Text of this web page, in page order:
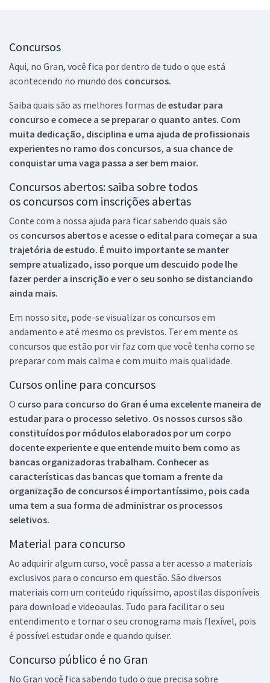
Concursos
Aqui, no Gran, você fica por dentro de tudo o que está
acontecendo no mundo dos concursos.
Saiba quais são as melhores formas de estudar para
concurso e comece a se preparar o quanto antes. Com
muita dedicação, disciplina e uma ajuda de profissionais
experientes no ramo dos concursos, a sua chance de
conquistar uma vaga passa a ser bem maior.
Concursos abertos: saiba sobre todos
os concursos com inscrições abertas
Conte com a nossa ajuda para ficar sabendo quais são
os concursos abertos e acesse o edital para começar a sua
trajetória de estudo. É muito importante se manter
sempre atualizado, isso porque um descuido pode lhe
fazer perder a inscrição e ver o seu sonho se distanciando
ainda mais.
Em nosso site, pode-se visualizar os concursos em
andamento e até mesmo os previstos. Ter em mente os
concursos que estão por vir faz com que você tenha como se
preparar com mais calma e com muito mais qualidade.
Cursos online para concursos
O curso para concurso do Gran é uma excelente maneira de
estudar para o processo seletivo. Os nossos cursos são
constituídos por módulos elaborados por um corpo
docente experiente e que entende muito bem como as
bancas organizadoras trabalham. Conhecer as
características das bancas que tomam a frente da
organização de concursos é importantíssimo, pois cada
uma tem a sua forma de administrar os processos
seletivos.
Material para concurso
Ao adquirir algum curso, você passa a ter acesso a materiais
exclusivos para o concurso em questão. São diversos
materiais com um conteúdo riquíssimo, apostilas disponíveis
para download e videoaulas. Tudo para facilitar o seu
entendimento e tornar o seu cronograma mais flexível, pois
é possível estudar onde e quando quiser.
Concurso público é no Gran
No Gran você fica sabendo tudo o que precisa sobre